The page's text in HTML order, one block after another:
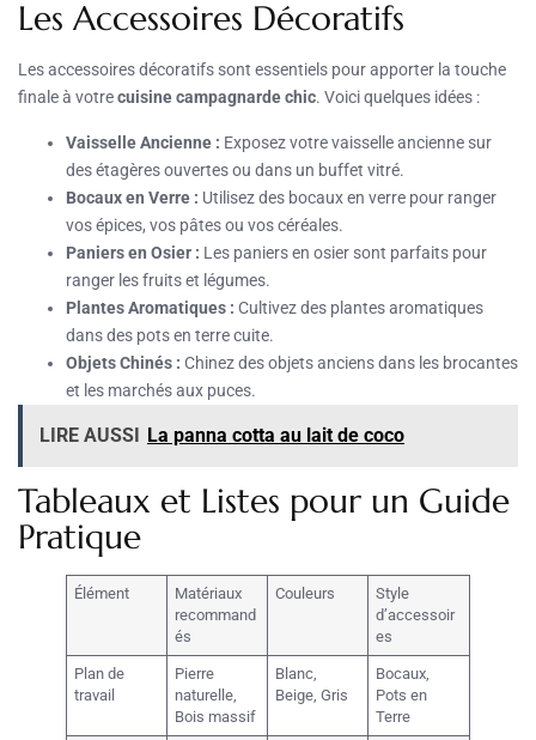
Les Accessoires Décoratifs
Les accessoires décoratifs sont essentiels pour apporter la touche
finale à votrecuisine campagnarde chic. Voici quelques idées :
Vaisselle Ancienne : Exposez votre vaisselle ancienne sur
des étagères ouvertes ou dans un buffet vitré.
Bocaux en Verre : Utilisez des bocaux en verre pour ranger
vos épices, vos pâtes ou vos céréales.
Paniers en Osier : Les paniers en osier sont parfaits pour
ranger les fruits et légumes.
Plantes Aromatiques : Cultivez des plantes aromatiques
dans des pots en terre cuite.
Objets Chinés : Chinez des objets anciens dans les brocantes
et les marchés aux puces.
LIRE AUSSI La panna cotta au lait de coco
Tableaux et Listes pour un Guide
Pratique
Élément
Matériaux
recommand
és
Couleurs
Style
d’accessoir
es
Plan de
travail
Pierre
naturelle,
Bois massif
Blanc,
Beige, Gris
Bocaux,
Pots en
Terre